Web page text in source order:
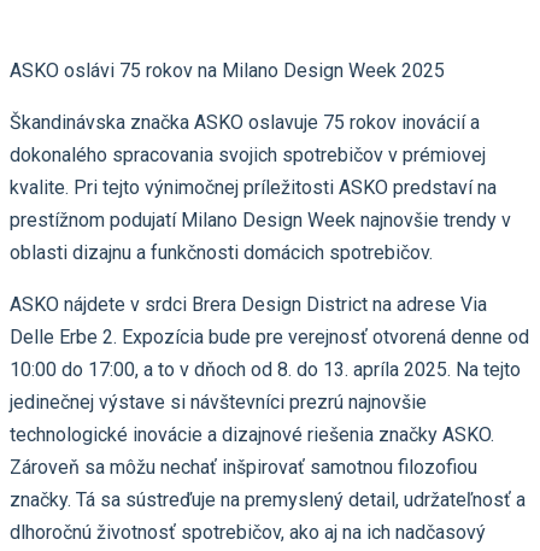
ASKO oslávi 75 rokov na Milano Design Week 2025
Škandinávska značka ASKO oslavuje 75 rokov inovácií a
dokonalého spracovania svojich spotrebičov v prémiovej
kvalite. Pri tejto výnimočnej príležitosti ASKO predstaví na
prestížnom podujatí Milano Design Week najnovšie trendy v
oblasti dizajnu a funkčnosti domácich spotrebičov.
ASKO nájdete v srdci Brera Design District na adrese Via
Delle Erbe 2. Expozícia bude pre verejnosť otvorená denne od
10:00 do 17:00, a to v dňoch od 8. do 13. apríla 2025. Na tejto
jedinečnej výstave si návštevníci prezrú najnovšie
technologické inovácie a dizajnové riešenia značky ASKO.
Zároveň sa môžu nechať inšpirovať samotnou filozofiou
značky. Tá sa sústreďuje na premyslený detail, udržateľnosť a
dlhoročnú životnosť spotrebičov, ako aj na ich nadčasový